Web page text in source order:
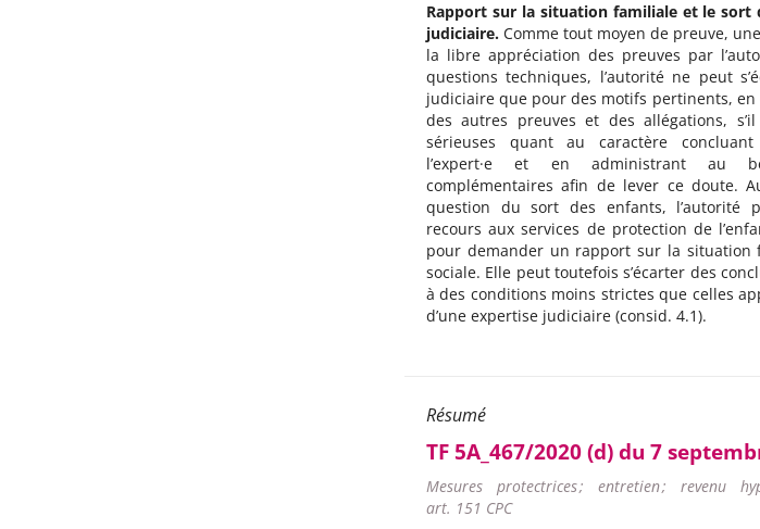
Rapport sur la situation familiale et le sort
judiciaire. Comme tout moyen de preuve,
la libre appréciation des preuves par
questions techniques, l’autorité ne peut
judiciaire que pour des motifs pertinents, en
des autres preuves et des allégations,
sérieuses quant au caractère
l’expert·e et en administrant au
complémentaires afin de lever ce doute.
question du sort des enfants, l’autorité
recours aux services de protection de
pour demander un rapport sur la situation
sociale. Elle peut toutefois s’écarter des
à des conditions moins strictes que celles
d’une expertise judiciaire (consid. 4.1).
Résumé
TF 5A_467/2020 (d) du 7
Mesures protectrices ; entretien ; revenu
art. 151 CPC